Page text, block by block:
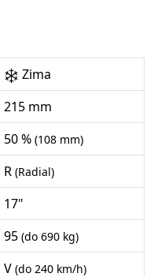
Zima
215 mm
50 % (108 mm)
R (Radial)
17"
95 (do 690 kg)
V (do 240 km/h)